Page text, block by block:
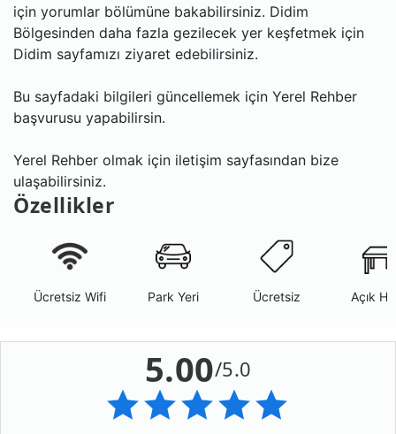
için yorumlar bölümüne bakabilirsiniz. Didim
Bölgesinden daha fazla gezilecek yer keşfetmek için
Didim sayfamızı ziyaret edebilirsiniz.
Bu sayfadaki bilgileri güncellemek için Yerel Rehber
başvurusu yapabilirsin.
Yerel Rehber olmak için iletişim sayfasından bize
ulaşabilirsiniz.
Özellikler
Ücretsiz Wifi Park Yeri Ücretsiz Açık
5.00/5.0